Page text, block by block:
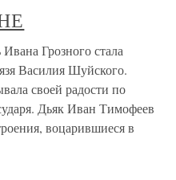
Грозного стала
Василия Шуйского.
своей радости по
Дьяк Иван Тимофеев
воцарившиеся в